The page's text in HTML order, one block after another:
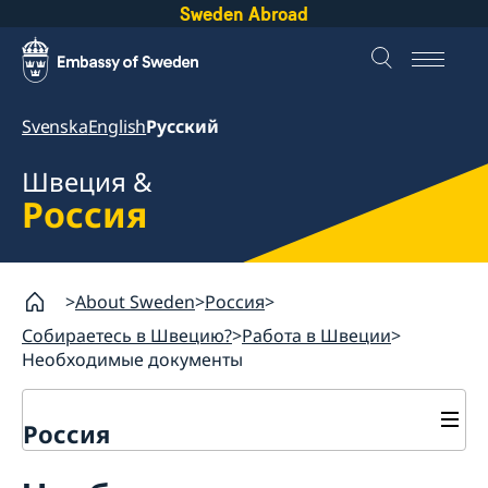
Sweden Abroad
SvenskaEnglishРусский
Швеция &
Россия
About Sweden Россия
Собираетесь в Швецию? Работа в Швеции
Необходимые документы
Россия